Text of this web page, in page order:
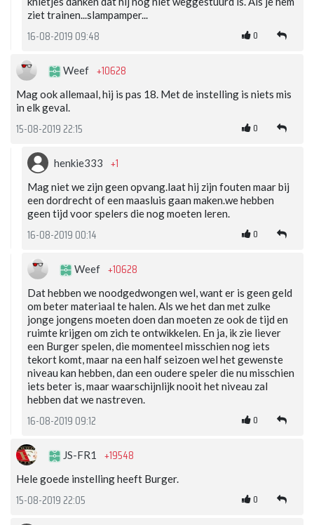
ziet trainen...slampamper...
16-08-2019 09:48 0
Weef +10628
Mag ook allemaal, hij is pas 18. Met de instelling is niets mis
in elk geval.
15-08-2019 22:15 0
henkie333 +1
Mag niet we zijn geen opvang.laat hij zijn fouten maar bij
een dordrecht of een maasluis gaan maken.we hebben
geen tijd voor spelers die nog moeten leren.
16-08-2019 00:14 0
Weef +10628
Dat hebben we noodgedwongen wel, want er is geen geld
om beter materiaal te halen. Als we het dan met zulke
jonge jongens moeten doen dan moeten ze ook de tijd en
ruimte krijgen om zich te ontwikkelen. En ja, ik zie liever
een Burger spelen, die momenteel misschien nog iets
tekort komt, maar na een half seizoen wel het gewenste
niveau kan hebben, dan een oudere speler die nu misschien
iets beter is, maar waarschijnlijk nooit het niveau zal
hebben dat we nastreven.
16-08-2019 09:12 0
JS-FR1 +19548
Hele goede instelling heeft Burger.
15-08-2019 22:05 0